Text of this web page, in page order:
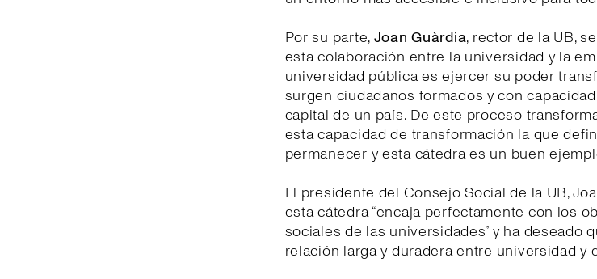
Por su parte, Joan Guàrdia, rector de la UB,
esta colaboración entre la universidad y la
universidad pública es ejercer su poder
surgen ciudadanos formados y con
capital de un país. De este proceso
esta capacidad de transformación la que
permanecer y esta cátedra es un buen
El presidente del Consejo Social de la UB,
esta cátedra “encaja perfectamente con los
sociales de las universidades” y ha deseado
relación larga y duradera entre universidad y